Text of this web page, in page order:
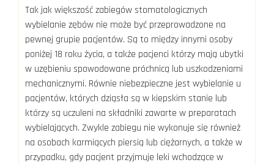
Tak jak większość zabiegów stomatologicznych
wybielanie zębów nie może być przeprowadzone na
pewnej grupie pacjentów. Są to między innymi osoby
poniżej 18 roku życia, a także pacjenci którzy mają ubytki
w uzębieniu spowodowane próchnicą lub uszkodzeniami
mechanicznymi. Równie niebezpieczne jest wybielanie u
pacjentów, których dziąsła są w kiepskim stanie lub
którzy są uczuleni na składniki zawarte w preparatach
wybielających. Zwykle zabiegu nie wykonuje się również
na osobach karmiących piersią lub ciężarnych, a także w
przypadku, gdy pacjent przyjmuje leki wchodzące w